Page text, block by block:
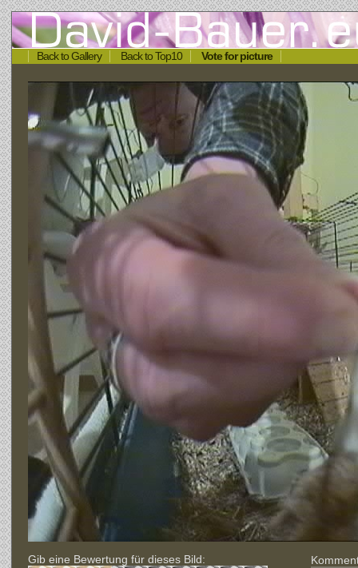
Back to Gallery Back to Top10 Vote for picture
Gib eine Bewertung für dieses Bild: